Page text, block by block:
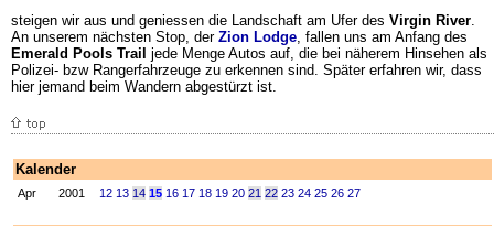
steigen wir aus und geniessen die Landschaft am Ufer des Virgin River.
An unserem nächsten Stop, der Zion Lodge, fallen uns am Anfang des
Emerald Pools Trail jede Menge Autos auf, die bei näherem Hinsehen als
Polizei- bzw Rangerfahrzeuge zu erkennen sind. Später erfahren wir, dass
hier jemand beim Wandern abgestürzt ist.
Kalender
Apr 2001 12 13 14 15 16 17 18 19 20 21 22 23 24 25 26 27